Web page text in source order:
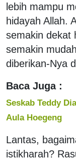
lebih mampu
hidayah Allah.
semakin dekat
semakin
diberikan-Nya
Baca Juga :
Seskab Teddy
Aula Hoegeng
Lantas,
istikharah?